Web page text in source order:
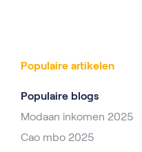
Populaire artikelen
Populaire blogs
Modaan inkomen 2025
Cao mbo 2025